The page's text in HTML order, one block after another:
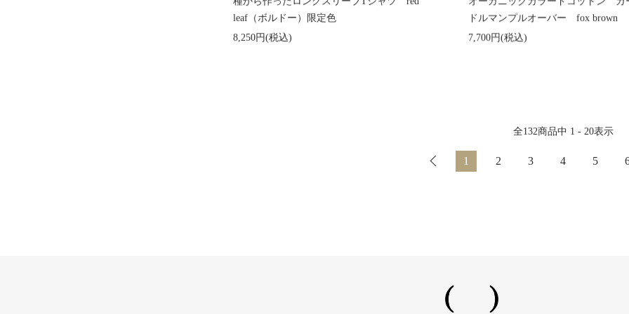
leaf（ボルドー）限定色
8,250円(税込)
ドルマンプルオーバー fox brown
7,700円(税込)
全132商品中 1 - 20表示
1 2 3 4 5